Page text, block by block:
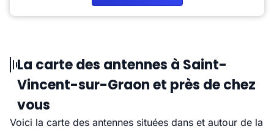
La carte des antennes à Saint-
Vincent-sur-Graon et près de chez
vous
Voici la carte des antennes situées dans et autour de la